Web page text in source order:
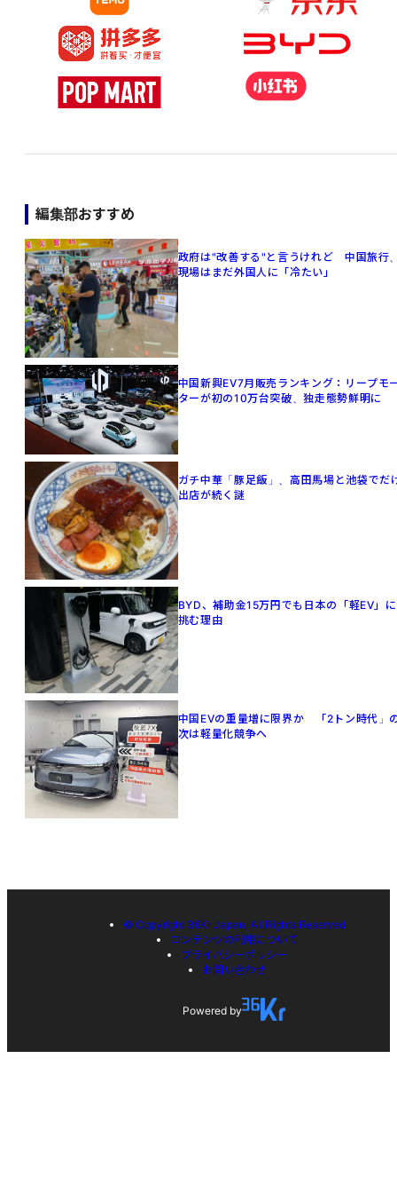
編集部おすすめ
政府は"改善する"と言うけれど 中国旅行
現場はまだ外国人に「冷たい」
中国新興EV7月販売ランキング：リープモ
ターが初の10万台突破、独走態勢鮮明に
ガチ中華「豚足飯」、高田馬場と池袋でだ
出店が続く謎
BYD、補助金15万円でも日本の「軽EV」に
挑む理由
中国EVの重量増に限界か 「2トン時代」
次は軽量化競争へ
© Copyright 36Kr Japan, All Rights Reserved
コンテンツの利用について
プライバシーポリシー
お問い合わせ
Powered by